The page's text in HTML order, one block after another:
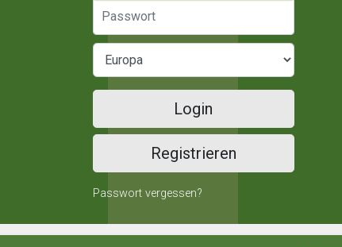
Login
Registrieren
Passwort vergessen?